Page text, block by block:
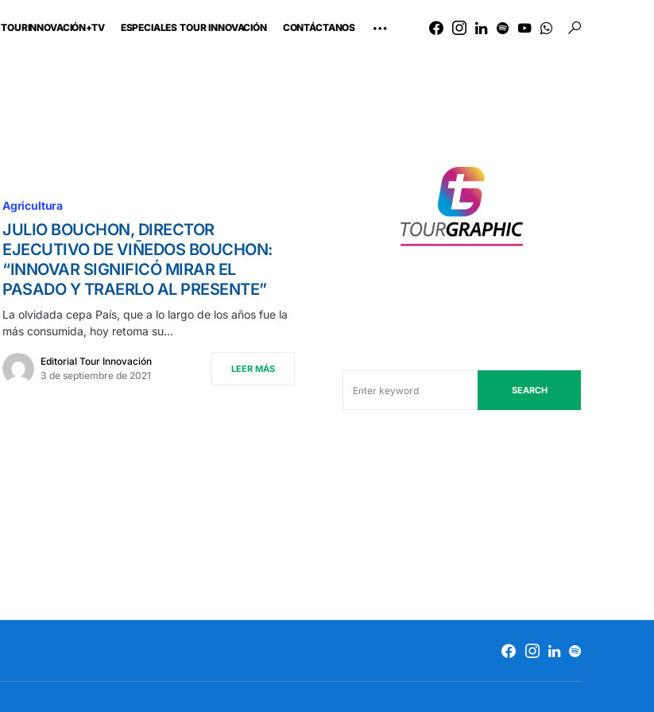
TOURINNOVACIÓN+TV ESPECIALES TOUR INNOVACIÓN CONTÁCTANOS
Agricultura
JULIO BOUCHON, DIRECTOR
EJECUTIVO DE VIÑEDOS BOUCHON:
“INNOVAR SIGNIFICÓ MIRAR EL
PASADO Y TRAERLO AL PRESENTE”
La olvidada cepa País, que a lo largo de los años fue la
más consumida, hoy retoma su…
Editorial Tour Innovación
3 de septiembre de 2021
LEER MÁS
SEARCH